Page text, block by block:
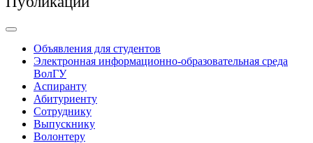
Объявления для студентов
Электронная информационно-образовательная среда
ВолГУ
Аспиранту
Абитуриенту
Сотруднику
Выпускнику
Волонтеру